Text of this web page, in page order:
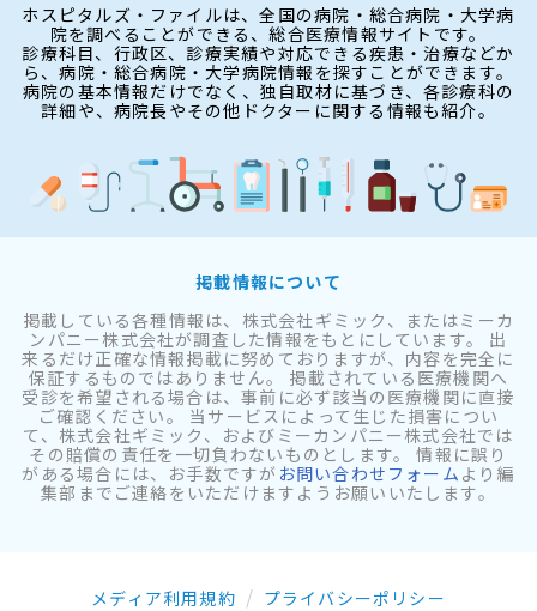
ホスピタルズ・ファイルは、全国の病院・総合病院・大学病
院を調べることができる、総合医療情報サイトです。
診療科目、行政区、診療実績や対応できる疾患・治療などか
ら、病院・総合病院・大学病院情報を探すことができます。
病院の基本情報だけでなく、独自取材に基づき、各診療科の
詳細や、病院長やその他ドクターに関する情報も紹介。
掲載情報について
掲載している各種情報は、株式会社ギミック、またはミーカ
ンパニー株式会社が調査した情報をもとにしています。 出
来るだけ正確な情報掲載に努めておりますが、内容を完全に
保証するものではありません。 掲載されている医療機関へ
受診を希望される場合は、事前に必ず該当の医療機関に直接
ご確認ください。 当サービスによって生じた損害につい
て、株式会社ギミック、およびミーカンパニー株式会社では
その賠償の責任を一切負わないものとします。 情報に誤り
がある場合には、お手数ですが お問い合わせフォーム より編
集部までご連絡をいただけますようお願いいたします。
メディア利用規約 プライバシーポリシー